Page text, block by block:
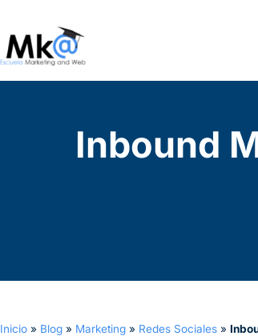
Inbound
Inicio » Blog » Marketing » Redes Sociales »